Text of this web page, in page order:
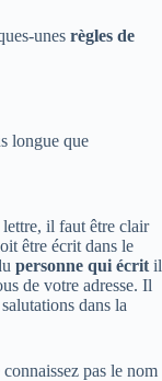
unes règles de
longue que
il faut être clair
être écrit dans le
personne qui écrit il
de votre adresse. Il
dans la
pas le nom